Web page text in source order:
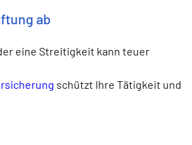
ab
eine Streitigkeit kann teuer
schützt Ihre Tätigkeit und